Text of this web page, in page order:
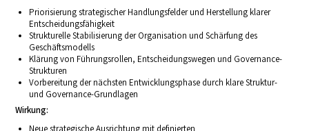
Priorisierung strategischer Handlungsfelder und Herstellung klarer
Entscheidungsfähigkeit
Strukturelle Stabilisierung der Organisation und Schärfung des
Geschäftsmodells
Klärung von Führungsrollen, Entscheidungswegen und Governance-
Strukturen
Vorbereitung der nächsten Entwicklungsphase durch klare Struktur-
und Governance-Grundlagen
Wirkung: